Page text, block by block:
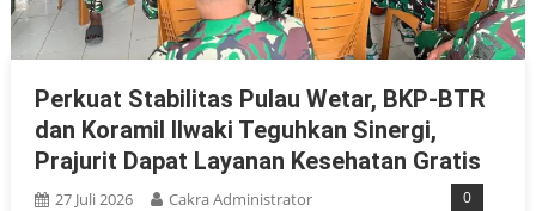
Perkuat Stabilitas Pulau Wetar, BKP-BTR
dan Koramil Ilwaki Teguhkan Sinergi,
Prajurit Dapat Layanan Kesehatan Gratis
27 Juli 2026 Cakra Administrator 0